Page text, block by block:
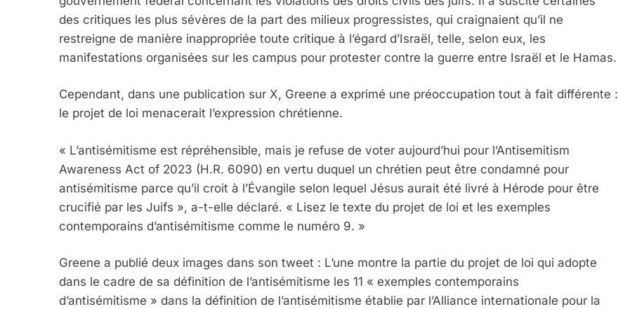
des critiques les plus sévères de la part des milieux progressistes, qui craignaient qu’il ne
restreigne de manière inappropriée toute critique à l’égard d’Israël, telle, selon eux, les
manifestations organisées sur les campus pour protester contre la guerre entre Israël et le Hamas.
Cependant, dans une publication sur X, Greene a exprimé une préoccupation tout à fait différente :
le projet de loi menacerait l’expression chrétienne.
« L’antisémitisme est répréhensible, mais je refuse de voter aujourd’hui pour l’Antisemitism
Awareness Act of 2023 (H.R. 6090) en vertu duquel un chrétien peut être condamné pour
antisémitisme parce qu’il croit à l’Évangile selon lequel Jésus aurait été livré à Hérode pour être
crucifié par les Juifs », a-t-elle déclaré. « Lisez le texte du projet de loi et les exemples
contemporains d’antisémitisme comme le numéro 9. »
Greene a publié deux images dans son tweet : L’une montre la partie du projet de loi qui adopte
dans le cadre de sa définition de l’antisémitisme les 11 « exemples contemporains
d’antisémitisme » dans la définition de l’antisémitisme établie par l’Alliance internationale pour la